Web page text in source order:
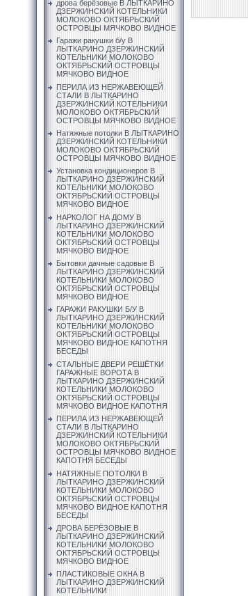
дрова берёзовые В ЛЫТКАРИНО
ДЗЕРЖИНСКИЙ КОТЕЛЬНИКИ
МОЛОКОВО ОКТЯБРЬСКИЙ
ОСТРОВЦЫ МЯЧКОВО ВИДНОЕ
Гаражи ракушки б/у В
ЛЫТКАРИНО ДЗЕРЖИНСКИЙ
КОТЕЛЬНИКИ МОЛОКОВО
ОКТЯБРЬСКИЙ ОСТРОВЦЫ
МЯЧКОВО ВИДНОЕ
ПЕРИЛА ИЗ НЕРЖАВЕЮЩЕЙ
СТАЛИ В ЛЫТКАРИНО
ДЗЕРЖИНСКИЙ КОТЕЛЬНИКИ
МОЛОКОВО ОКТЯБРЬСКИЙ
ОСТРОВЦЫ МЯЧКОВО ВИДНОЕ
Натяжные потолки В ЛЫТКАРИНО
ДЗЕРЖИНСКИЙ КОТЕЛЬНИКИ
МОЛОКОВО ОКТЯБРЬСКИЙ
ОСТРОВЦЫ МЯЧКОВО ВИДНОЕ
Установка кондиционеров В
ЛЫТКАРИНО ДЗЕРЖИНСКИЙ
КОТЕЛЬНИКИ МОЛОКОВО
ОКТЯБРЬСКИЙ ОСТРОВЦЫ
МЯЧКОВО ВИДНОЕ
НАРКОЛОГ НА ДОМУ В
ЛЫТКАРИНО ДЗЕРЖИНСКИЙ
КОТЕЛЬНИКИ МОЛОКОВО
ОКТЯБРЬСКИЙ ОСТРОВЦЫ
МЯЧКОВО ВИДНОЕ
Бытовки дачные садовые В
ЛЫТКАРИНО ДЗЕРЖИНСКИЙ
КОТЕЛЬНИКИ МОЛОКОВО
ОКТЯБРЬСКИЙ ОСТРОВЦЫ
МЯЧКОВО ВИДНОЕ
ГАРАЖИ РАКУШКИ Б/У В
ЛЫТКАРИНО ДЗЕРЖИНСКИЙ
КОТЕЛЬНИКИ МОЛОКОВО
ОКТЯБРЬСКИЙ ОСТРОВЦЫ
МЯЧКОВО ВИДНОЕ КАПОТНЯ
БЕСЕДЫ
СТАЛЬНЫЕ ДВЕРИ РЕШЁТКИ
ГАРАЖНЫЕ ВОРОТА В
ЛЫТКАРИНО ДЗЕРЖИНСКИЙ
КОТЕЛЬНИКИ МОЛОКОВО
ОКТЯБРЬСКИЙ ОСТРОВЦЫ
МЯЧКОВО ВИДНОЕ КАПОТНЯ
ПЕРИЛА ИЗ НЕРЖАВЕЮЩЕЙ
СТАЛИ В ЛЫТКАРИНО
ДЗЕРЖИНСКИЙ КОТЕЛЬНИКИ
МОЛОКОВО ОКТЯБРЬСКИЙ
ОСТРОВЦЫ МЯЧКОВО ВИДНОЕ
КАПОТНЯ БЕСЕДЫ
НАТЯЖНЫЕ ПОТОЛКИ В
ЛЫТКАРИНО ДЗЕРЖИНСКИЙ
КОТЕЛЬНИКИ МОЛОКОВО
ОКТЯБРЬСКИЙ ОСТРОВЦЫ
МЯЧКОВО ВИДНОЕ КАПОТНЯ
БЕСЕДЫ
ДРОВА БЕРЁЗОВЫЕ В
ЛЫТКАРИНО ДЗЕРЖИНСКИЙ
КОТЕЛЬНИКИ МОЛОКОВО
ОКТЯБРЬСКИЙ ОСТРОВЦЫ
МЯЧКОВО ВИДНОЕ
ПЛАСТИКОВЫЕ ОКНА В
ЛЫТКАРИНО ДЗЕРЖИНСКИЙ
КОТЕЛЬНИКИ